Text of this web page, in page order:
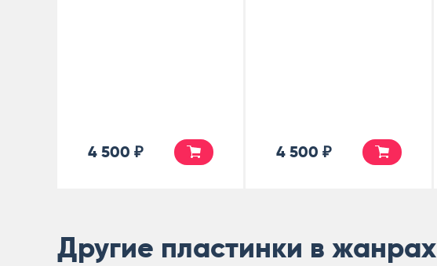
4 500 ₽ 4 500 ₽
Другие пластинки в жанрах